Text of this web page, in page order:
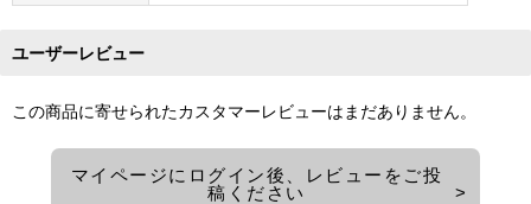
ユーザーレビュー
この商品に寄せられたカスタマーレビューはまだありません。
マイページにログイン後、レビューをご投
稿ください